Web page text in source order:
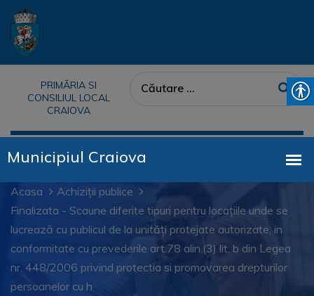
PRIMĂRIA SI
CONSILIUL LOCAL
CRAIOVA
Acasa
Achiziții publice
Finalizata - Scaune diferite tipuri pentru locațiile unde se
lucrează cu publicul de la unități protejate autorizate, in
conformitate cu prevederile art.78 alin.(3) lit. b din Legea
nr. 448/2006 privind protectia si promovarea drepturilor
persoanelor cu h